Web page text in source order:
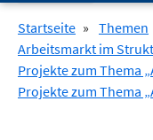
Startseite » Themen
Arbeitsmarkt im
Projekte zum Thema
Projekte zum Thema